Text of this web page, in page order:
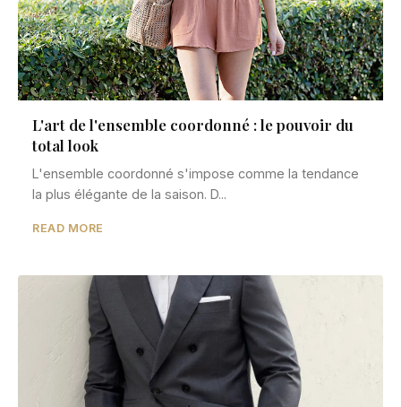
L'art de l'ensemble coordonné : le pouvoir du
total look
L'ensemble coordonné s'impose comme la tendance
la plus élégante de la saison. D...
READ MORE